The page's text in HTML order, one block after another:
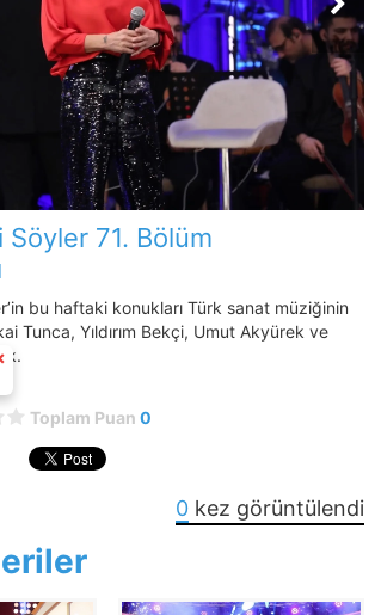
Söyler 71. Bölüm
bu haftaki konukları Türk sanat müziğinin
Tunca, Yıldırım Bekçi, Umut Akyürek ve
Toplam Puan 0
0 kez görüntülendi